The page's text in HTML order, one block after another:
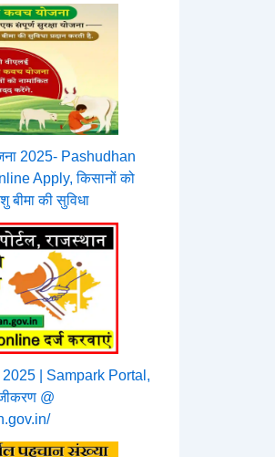
2025- Pashudhan
Apply, किसानों को
बीमा की सुविधा
2025 | Sampark Portal,
@